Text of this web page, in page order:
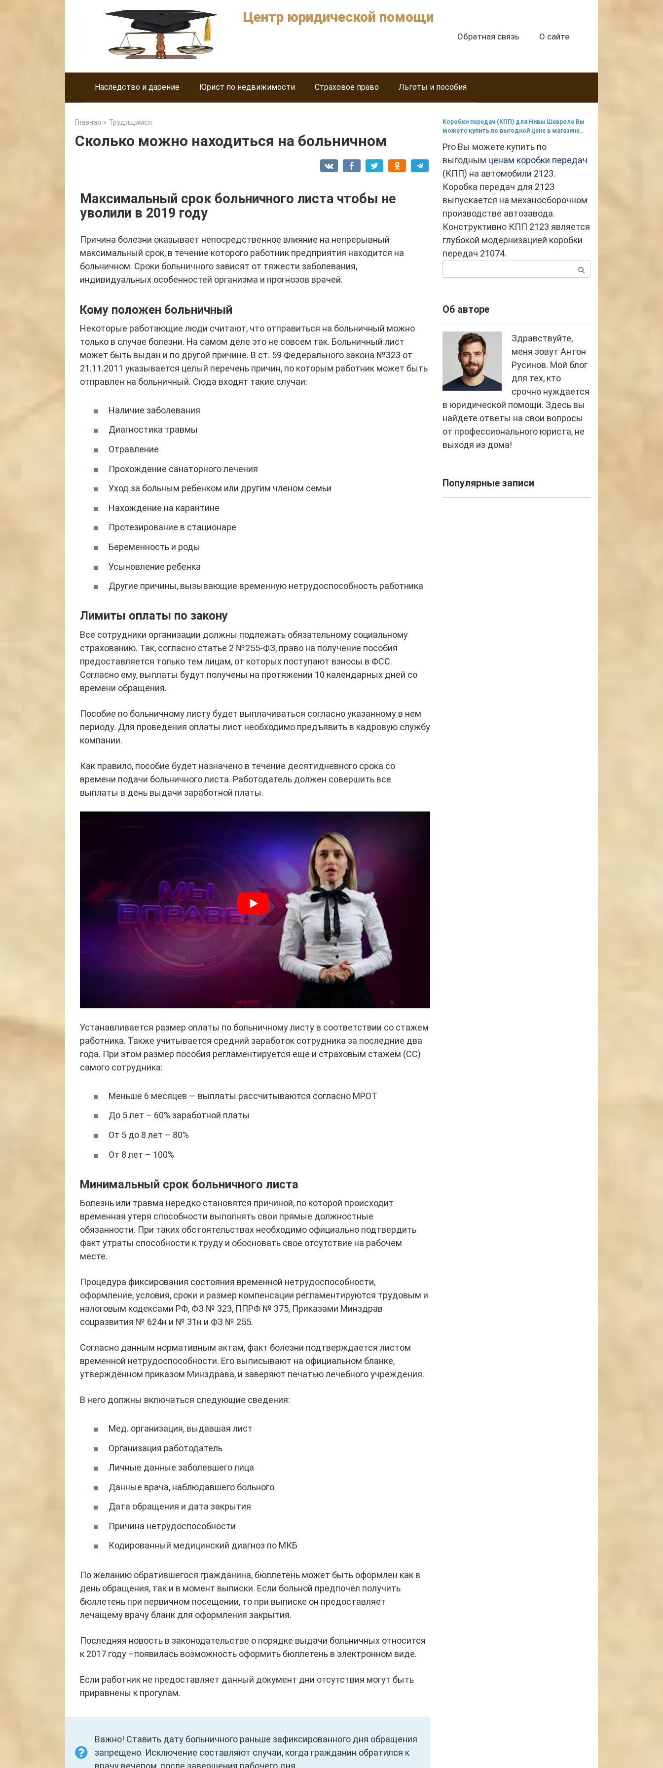
Центр юридической помощи
Обратная связь О сайте
Наследство и дарение Юрист по недвижимости Страховое право Льготы и пособия
Главная » Трудящимся
Сколько можно находиться на больничном
Максимальный срок больничного листа чтобы не
уволили в 2019 году
Причина болезни оказывает непосредственное влияние на непрерывный
максимальный срок, в течение которого работник предприятия находится на
больничном. Сроки больничного зависят от тяжести заболевания,
индивидуальных особенностей организма и прогнозов врачей.
Кому положен больничный
Некоторые работающие люди считают, что отправиться на больничный можно
только в случае болезни. На самом деле это не совсем так. Больничный лист
может быть выдан и по другой причине. В ст. 59 Федерального закона №323 от
21.11.2011 указывается целый перечень причин, по которым работник может быть
отправлен на больничный. Сюда входят такие случаи:
Наличие заболевания
Диагностика травмы
Отравление
Прохождение санаторного лечения
Уход за больным ребенком или другим членом семьи
Нахождение на карантине
Протезирование в стационаре
Беременность и роды
Усыновление ребенка
Другие причины, вызывающие временную нетрудоспособность работника
Лимиты оплаты по закону
Все сотрудники организации должны подлежать обязательному социальному
страхованию. Так, согласно статье 2 №255-ФЗ, право на получение пособия
предоставляется только тем лицам, от которых поступают взносы в ФСС.
Согласно ему, выплаты будут получены на протяжении 10 календарных дней со
времени обращения.
Пособие по больничному листу будет выплачиваться согласно указанному в нем
периоду. Для проведения оплаты лист необходимо предъявить в кадровую службу
компании.
Как правило, пособие будет назначено в течение десятидневного срока со
времени подачи больничного листа. Работодатель должен совершить все
выплаты в день выдачи заработной платы.
Устанавливается размер оплаты по больничному листу в соответствии со стажем
работника. Также учитывается средний заработок сотрудника за последние два
года. При этом размер пособия регламентируется еще и страховым стажем (СС)
самого сотрудника:
Меньше 6 месяцев — выплаты рассчитываются согласно МРОТ
До 5 лет – 60% заработной платы
От 5 до 8 лет – 80%
От 8 лет – 100%
Минимальный срок больничного листа
Болезнь или травма нередко становятся причиной, по которой происходит
временная утеря способности выполнять свои прямые должностные
обязанности. При таких обстоятельствах необходимо официально подтвердить
факт утраты способности к труду и обосновать своё отсутствие на рабочем
месте.
Процедура фиксирования состояния временной нетрудоспособности,
оформление, условия, сроки и размер компенсации регламентируются трудовым и
налоговым кодексами РФ, ФЗ № 323, ППРФ № 375, Приказами Минздрав
соцразвития № 624н и № 31н и ФЗ № 255.
Согласно данным нормативным актам, факт болезни подтверждается листом
временной нетрудоспособности. Его выписывают на официальном бланке,
утверждённом приказом Минздрава, и заверяют печатью лечебного учреждения.
В него должны включаться следующие сведения:
Мед. организация, выдавшая лист
Организация работодатель
Личные данные заболевшего лица
Данные врача, наблюдавшего больного
Дата обращения и дата закрытия
Причина нетрудоспособности
Кодированный медицинский диагноз по МКБ
По желанию обратившегося гражданина, бюллетень может быть оформлен как в
день обращения, так и в момент выписки. Если больной предпочёл получить
бюллетень при первичном посещении, то при выписке он предоставляет
лечащему врачу бланк для оформления закрытия.
Последняя новость в законодательстве о порядке выдачи больничных относится
к 2017 году –появилась возможность оформить бюллетень в электронном виде.
Если работник не предоставляет данный документ дни отсутствия могут быть
приравнены к прогулам.
Важно! Ставить дату больничного раньше зафиксированного дня обращения
запрещено. Исключение составляют случаи, когда гражданин обратился к
врачу вечером, после завершения рабочего дня.
Коробки передач (КПП) для Нивы Шевроле Вы
можете купить по выгодной цене в магазине..
Pro Вы можете купить по
выгодным ценам коробки передач
(КПП) на автомобили 2123.
Коробка передач для 2123
выпускается на механосборочном
производстве автозавода.
Конструктивно КПП 2123 является
глубокой модернизацией коробки
передач 21074.
Об авторе
Здравствуйте,
меня зовут Антон
Русинов. Мой блог
для тех, кто
срочно нуждается
в юридической помощи. Здесь вы
найдете ответы на свои вопросы
от профессионального юриста, не
выходя из дома!
Популярные записи